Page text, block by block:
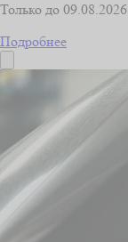
Только до 09.08.2026
Подробнее